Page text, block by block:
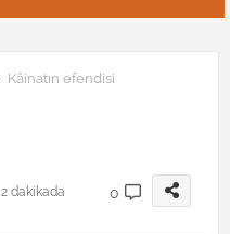
Kâinatın efendisi
2 dakikada
0